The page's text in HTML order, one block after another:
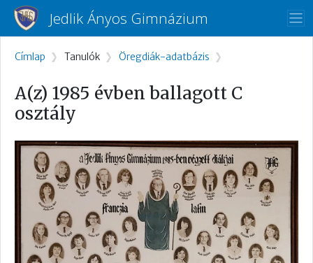
Ugrás a tartalomra
Jedlik Ányos Gimnázium
Morzsa
Címlap Tanulók Öregdiák-adatbázis
A(z) 1985 évben ballagott C
osztály